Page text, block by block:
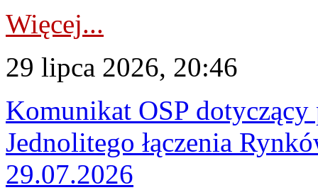
Więcej...
29 lipca 2026, 20:46
Komunikat OSP
Jednolitego łączenia
29.07.2026